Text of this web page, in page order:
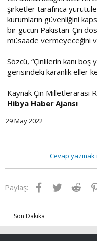
şirketler tarafınca
kurumların güvenliğini
bir gücün Pakistan-Çin
müsaade vermeyeceğini
Sözcü, “Çinlilerin kanı
gerisindeki karanlık eller
Kaynak Çin Milletlerarası
Hibya Haber Ajansı
29 May 2022
Cevap yazmak
Paylaş: Facebook
Twitter
Son Dakika